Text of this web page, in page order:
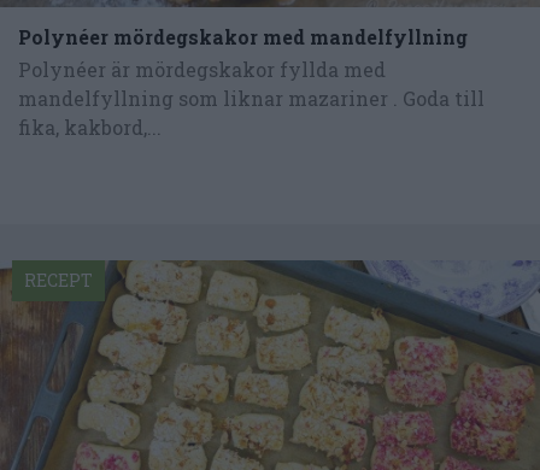
Polynéer mördegskakor med mandelfyllning
Polynéer är mördegskakor fyllda med
mandelfyllning som liknar mazariner . Goda till
fika, kakbord,...
RECEPT